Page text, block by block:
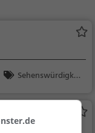
Sehenswürdigkei